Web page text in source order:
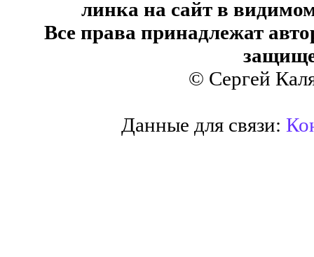
линка на сайт в
Все права принадлежат
© Сергей
Данные для связи: